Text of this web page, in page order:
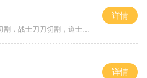
，战士刀刀切割，道士宠物秒怪
详情
详情